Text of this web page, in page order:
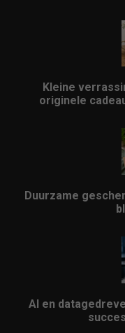
Kleine
originele
Duurzame
AI en